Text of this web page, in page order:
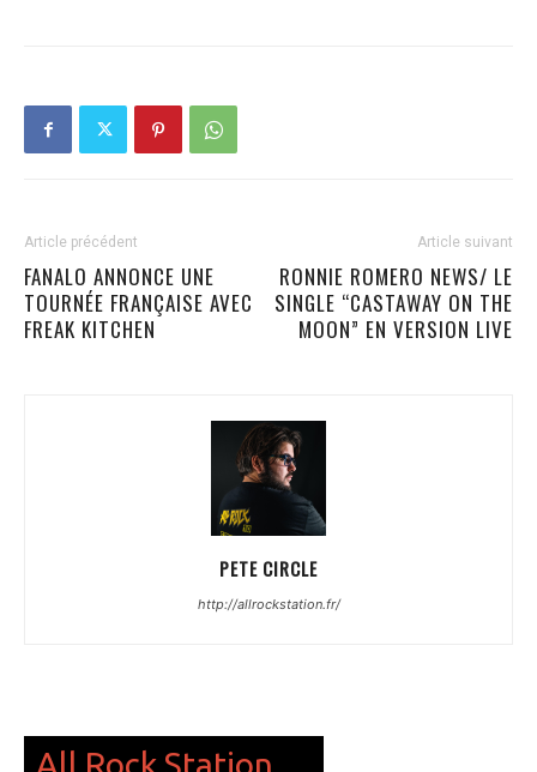
Article précédent
FANALO ANNONCE UNE
TOURNÉE FRANÇAISE AVEC
FREAK KITCHEN
Article suivant
RONNIE ROMERO NEWS/ LE
SINGLE “CASTAWAY ON THE
MOON” EN VERSION LIVE
PETE CIRCLE
http://allrockstation.fr/